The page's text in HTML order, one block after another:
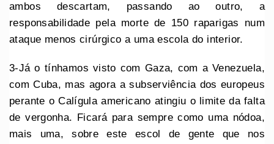
ambos descartam, passando ao outro, a
responsabilidade pela morte de 150 raparigas num
ataque menos cirúrgico a uma escola do interior.
3-Já o tínhamos visto com Gaza, com a Venezuela,
com Cuba, mas agora a subserviência dos europeus
perante o Calígula americano atingiu o limite da falta
de vergonha. Ficará para sempre como uma nódoa,
mais uma, sobre este escol de gente que nos